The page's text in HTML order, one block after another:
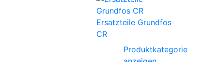
Ersatzteile Grundfos
CR
Produktkategorie